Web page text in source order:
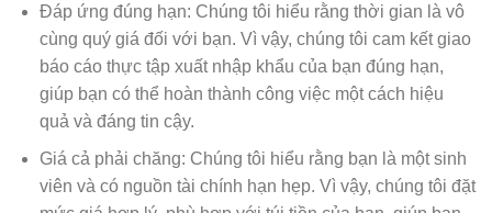
Đáp ứng đúng hạn: Chúng tôi hiểu rằng thời gian là vô
cùng quý giá đối với bạn. Vì vậy, chúng tôi cam kết giao
báo cáo thực tập xuất nhập khẩu của bạn đúng hạn,
giúp bạn có thể hoàn thành công việc một cách hiệu
quả và đáng tin cậy.
Giá cả phải chăng: Chúng tôi hiểu rằng bạn là một sinh
viên và có nguồn tài chính hạn hẹp. Vì vậy, chúng tôi đặt